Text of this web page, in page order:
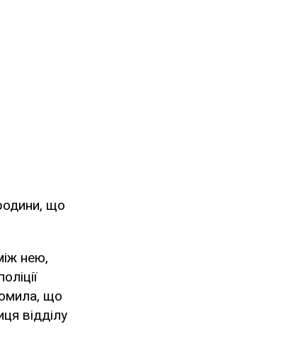
що
нею,
що
відділу